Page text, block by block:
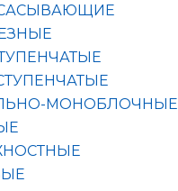
МОНОБЛОЧНЫЕ